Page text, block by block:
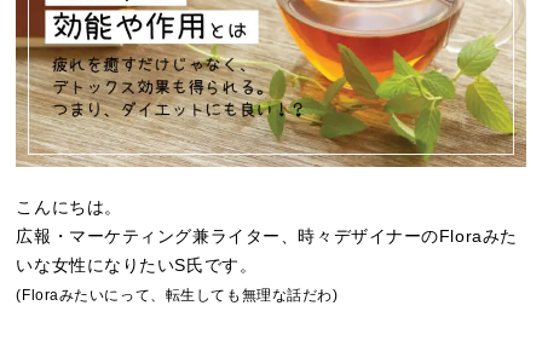
こんにちは。
広報・マーケティング兼ライター、時々デザイナーのFloraみた
いな女性になりたいS氏です。
(Floraみたいにって、転生しても無理な話だわ)